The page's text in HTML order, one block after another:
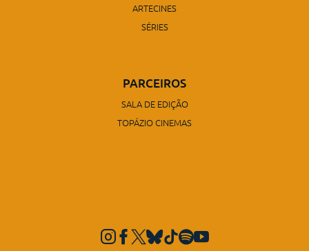
ARTECINES
SÉRIES
PARCEIROS
SALA DE EDIÇÃO
TOPÁZIO CINEMAS